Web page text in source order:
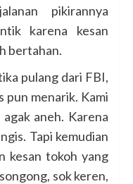
pikirannya
karena kesan
bertahan.
pulang dari FBI,
pun menarik. Kami
aneh. Karena
Tapi kemudian
kesan tokoh yang
sok keren,